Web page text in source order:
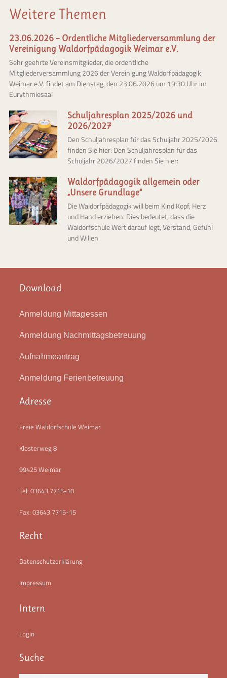
Weitere Themen
23.06.2026 – Ordentliche Mitgliederversammlung der
Vereinigung Waldorfpädagogik Weimar e.V.
Sehr geehrte Vereinsmitglieder, die ordentliche
Mitgliederversammlung 2026 der Vereinigung Waldorfpädagogik
Weimar e.V. findet am Dienstag, den 23.06.2026 um 19:30 Uhr im
Eurythmiesaal
Schuljahresplan 2025/2026 und
2026/2027
Den Schuljahresplan für das Schuljahr 2025/2026
finden Sie hier: Den Schuljahresplan für das
Schuljahr 2026/2027 finden Sie hier:
Waldorfpädagogik allgemein oder
„Unsere Grundlage“
Die Waldorfpädagogik will beim Kind Kopf, Herz
und Hand erziehen. Dies bedeutet, dass die
Waldorfschule Wert darauf legt, Verstand, Gefühl
und Willen
Download
Anmeldung Mittagessen
Anmeldung Nachmittagsbetreuung
Aufnahmeantrag
Anmeldung Ferienbetreuung
Adresse
Freie Waldorfschule Weimar
Klosterweg 8
99425 Weimar
Tel: 03643 7715-10
Fax: 03643 7715-15
Recht
Datenschutzerklärung
Impressum
Intern
Login
Suche